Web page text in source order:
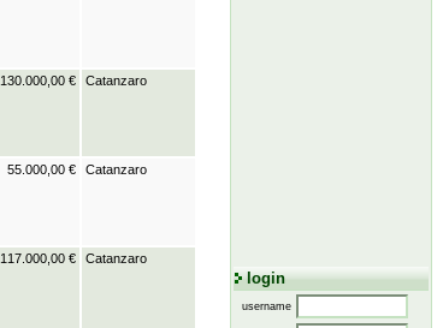
130.000,00 € Catanzaro
55.000,00 € Catanzaro
117.000,00 € Catanzaro
login
username